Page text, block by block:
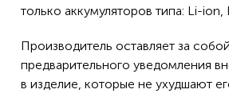
только аккумуляторов типа: Li-
Производитель оставляет за
предварительного уведомления
в изделие, которые не ухудшают